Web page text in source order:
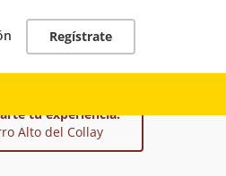
Regístrate
tu experiencia!
Alto del Collay